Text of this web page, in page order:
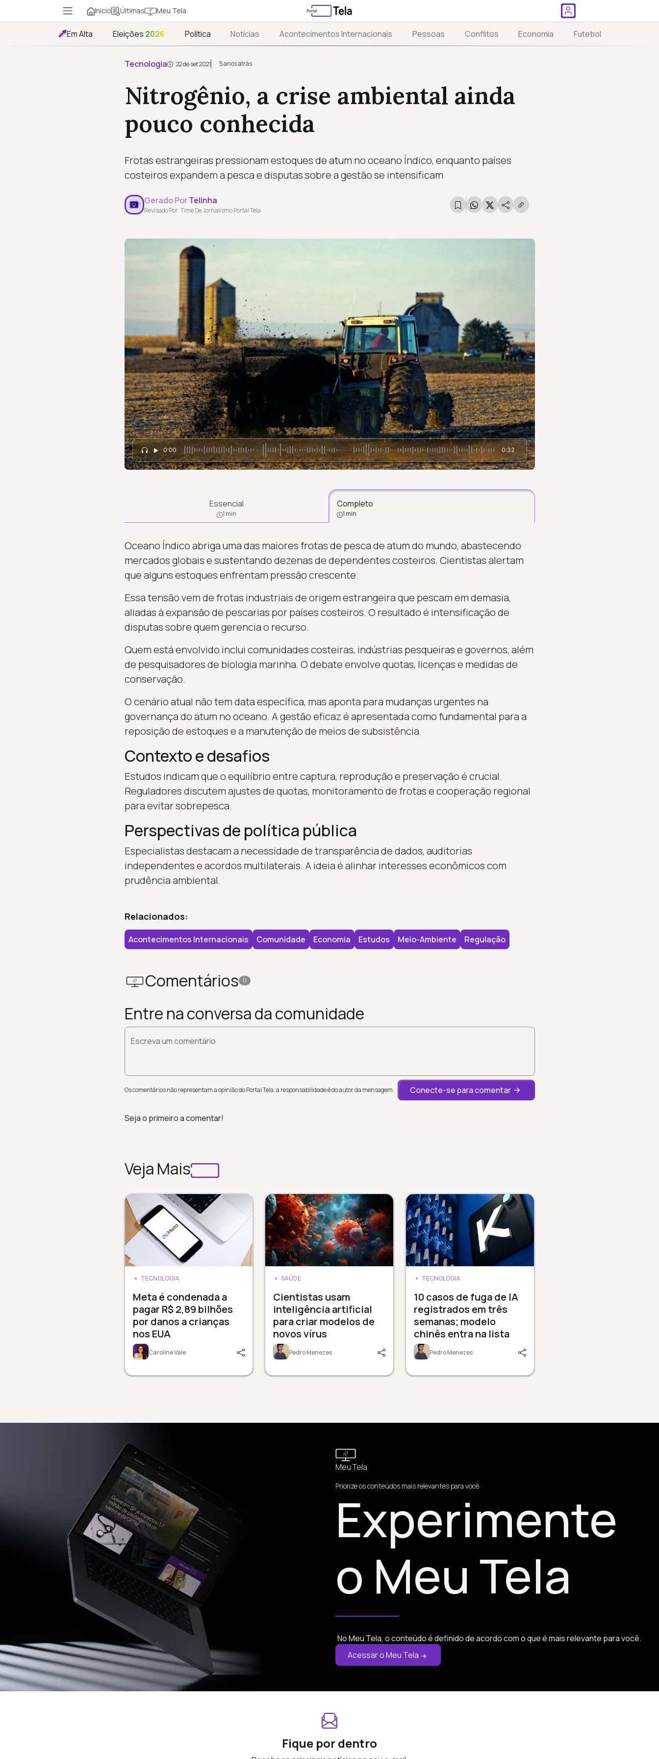
Início Últimas Meu Tela
Em Alta Eleições 2026 Política Notícias Acontecimentos Internacionais Pessoas Conflitos Economia Futebol
Tecnologia 22 de set 2021 5 anos atrás
Nitrogênio, a crise ambiental ainda
pouco conhecida
Frotas estrangeiras pressionam estoques de atum no oceano Índico, enquanto países
costeiros expandem a pesca e disputas sobre a gestão se intensificam
Gerado PorTelinha
Revisado Por: Time De Jornalismo Portal Tela
0:00 0:32
Essencial
1 min
Completo
1 min
Oceano Índico abriga uma das maiores frotas de pesca de atum do mundo, abastecendo
mercados globais e sustentando dezenas de dependentes costeiros. Cientistas alertam
que alguns estoques enfrentam pressão crescente.
Essa tensão vem de frotas industriais de origem estrangeira que pescam em demasia,
aliadas à expansão de pescarias por países costeiros. O resultado é intensificação de
disputas sobre quem gerencia o recurso.
Quem está envolvido inclui comunidades costeiras, indústrias pesqueiras e governos, além
de pesquisadores de biologia marinha. O debate envolve quotas, licenças e medidas de
conservação.
O cenário atual não tem data específica, mas aponta para mudanças urgentes na
governança do atum no oceano. A gestão eficaz é apresentada como fundamental para a
reposição de estoques e a manutenção de meios de subsistência.
Contexto e desafios
Estudos indicam que o equilíbrio entre captura, reprodução e preservação é crucial.
Reguladores discutem ajustes de quotas, monitoramento de frotas e cooperação regional
para evitar sobrepesca.
Perspectivas de política pública
Especialistas destacam a necessidade de transparência de dados, auditorias
independentes e acordos multilaterais. A ideia é alinhar interesses econômicos com
prudência ambiental.
Relacionados:
Acontecimentos Internacionais Comunidade Economia Estudos Meio-Ambiente Regulação
Comentários 0
Entre na conversa da comunidade
Escreva um comentário
Os comentários não representam a opinião do Portal Tela; a responsabilidade é do autor da mensagem. Conecte-se para comentar
Seja o primeiro a comentar!
Veja Mais
TECNOLOGIA
Meta é condenada a
pagar R$ 2,89 bilhões
por danos a crianças
nos EUA
Caroline Vale
SAÚDE
Cientistas usam
inteligência artificial
para criar modelos de
novos vírus
Pedro Menezes
TECNOLOGIA
10 casos de fuga de IA
registrados em três
semanas; modelo
chinês entra na lista
Pedro Menezes
Meu Tela
Priorize os conteúdos mais relevantes para você
Experimente
o Meu Tela
No Meu Tela, o conteúdo é definido de acordo com o que é mais relevante para você.
Acessar o Meu Tela
Fique por dentro